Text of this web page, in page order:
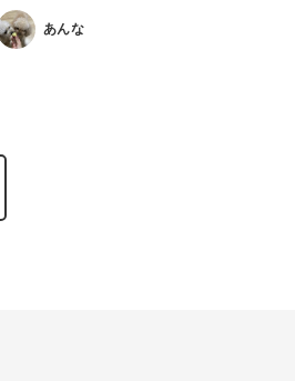
あんな